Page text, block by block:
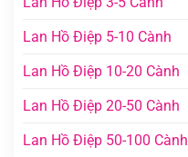
Lan Hồ Điệp 5-10 Cành
Lan Hồ Điệp 10-20 Cành
Lan Hồ Điệp 20-50 Cành
Lan Hồ Điệp 50-100 Cành